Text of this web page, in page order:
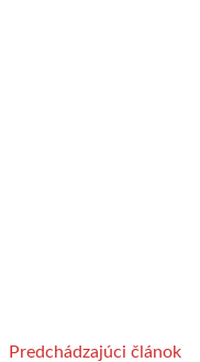
Predchádzajúci článok